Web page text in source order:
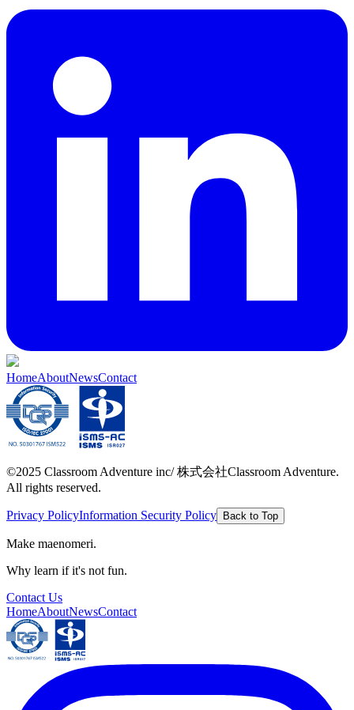
HomeAboutNewsContact
©2025 Classroom Adventure inc/ 株式会社Classroom Adventure.
All rights reserved.
Privacy PolicyInformation Security Policy Back to Top
Make maenomeri.
Why learn if it's not fun.
Contact Us
HomeAboutNewsContact